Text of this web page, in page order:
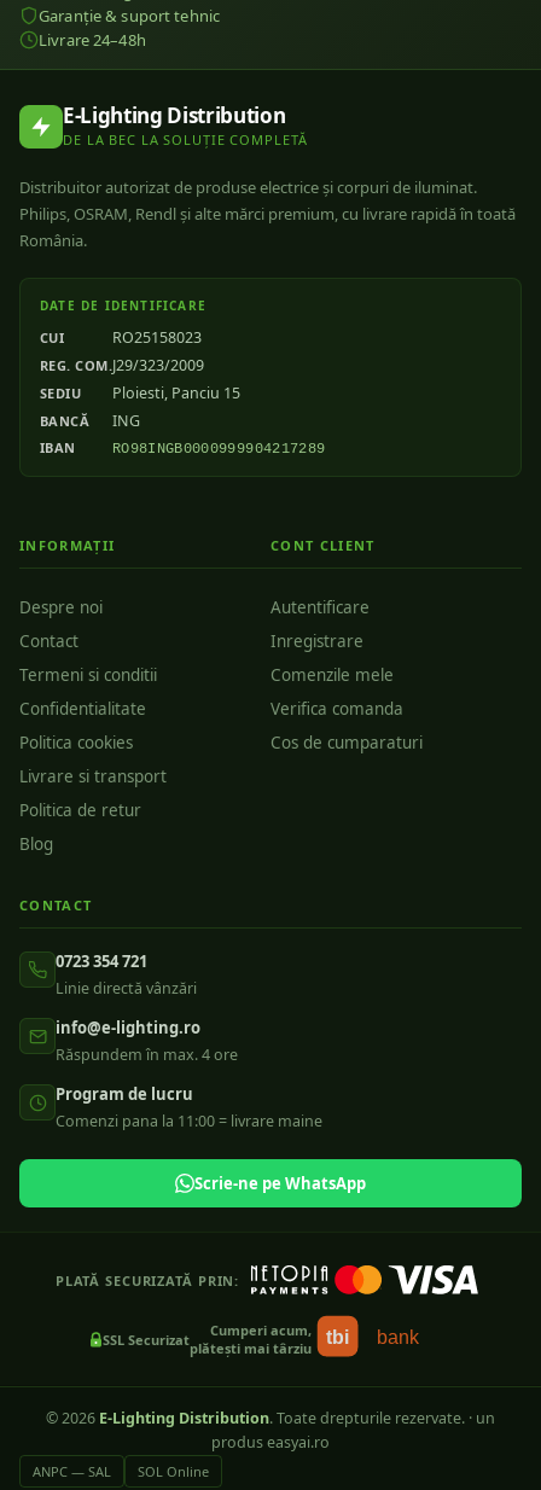
Garanție & suport tehnic
Livrare 24–48h
E-Lighting Distribution
DE LA BEC LA SOLUȚIE COMPLETĂ
Distribuitor autorizat de produse electrice și corpuri de iluminat.
Philips, OSRAM, Rendl și alte mărci premium, cu livrare rapidă în toată
România.
DATE DE IDENTIFICARE
CUI RO25158023
REG. COM.J29/323/2009
SEDIU Ploiesti, Panciu 15
BANCĂ ING
IBAN RO98INGB0000999904217289
INFORMAȚII
Despre noi
Contact
Termeni si conditii
Confidentialitate
Politica cookies
Livrare si transport
Politica de retur
Blog
CONT CLIENT
Autentificare
Inregistrare
Comenzile mele
Verifica comanda
Cos de cumparaturi
CONTACT
0723 354 721
Linie directă vânzări
info@e-lighting.ro
Răspundem în max. 4 ore
Program de lucru
Comenzi pana la 11:00 = livrare maine
Scrie-ne pe WhatsApp
PLATĂ SECURIZATĂ PRIN:
SSL Securizat
Cumperi acum,
plătești mai târziu
tbi bank
©2026 E-Lighting Distribution. Toate drepturile rezervate. · un
produs easyai.ro
ANPC — SAL SOL Online